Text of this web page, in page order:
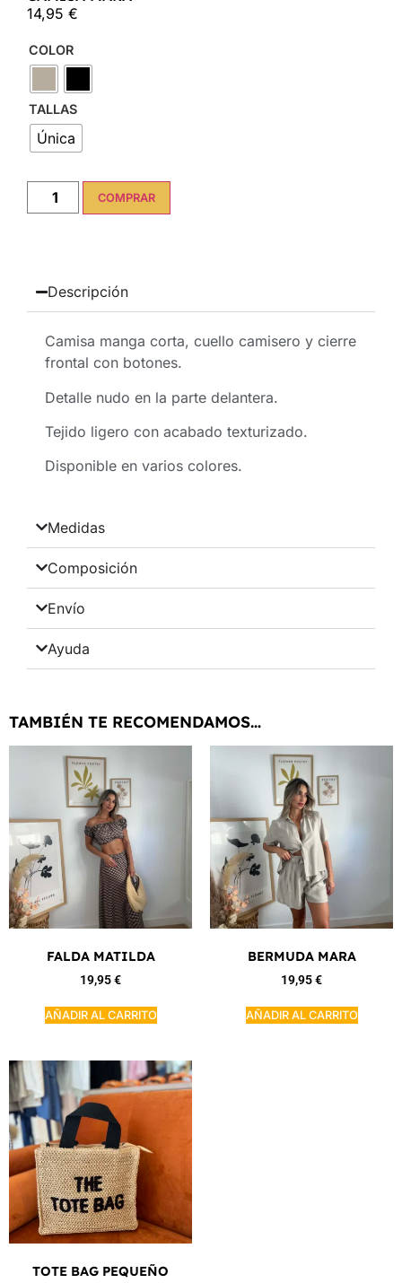
14,95 €
COLOR
TALLAS
Única
COMPRAR
Descripción
Camisa manga corta, cuello camisero y cierre
frontal con botones.
Detalle nudo en la parte delantera.
Tejido ligero con acabado texturizado.
Disponible en varios colores.
Medidas
Composición
Envío
Ayuda
TAMBIÉN TE RECOMENDAMOS…
FALDA MATILDA
19,95€
AÑADIR AL CARRITO
BERMUDA MARA
19,95€
AÑADIR AL CARRITO
TOTE BAG PEQUEÑO